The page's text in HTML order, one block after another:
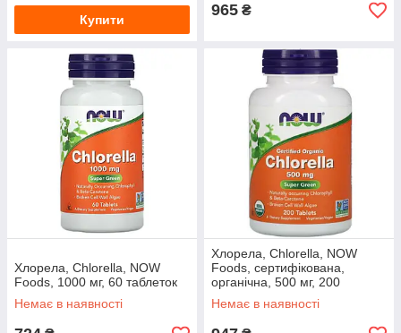
Купити
965 ₴
Хлорела, Chlorella, NOW
Foods, 1000 мг, 60 таблеток
Немає в наявності
Хлорела, Chlorella, NOW
Foods, сертифікована,
органічна, 500 мг, 200
таблеток
Немає в наявності